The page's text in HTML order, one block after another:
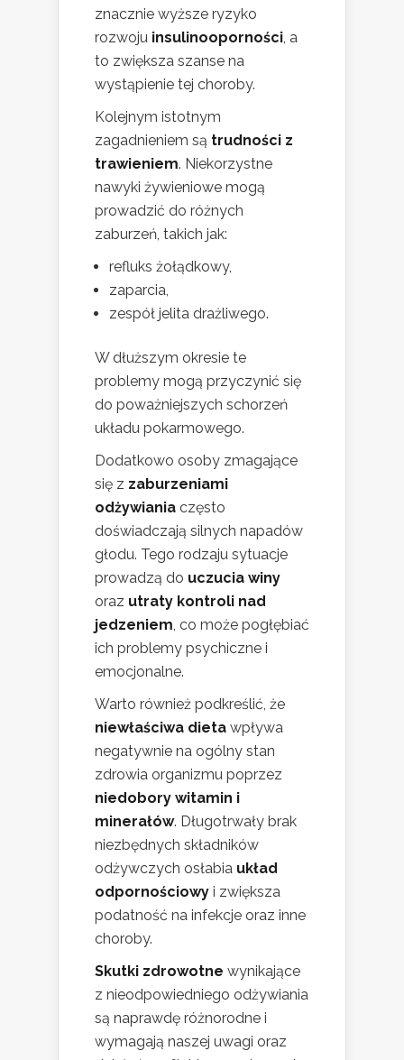
znacznie wyższe ryzyko
rozwoju insulinooporności , a
to zwiększa szanse na
wystąpienie tej choroby.
Kolejnym istotnym
zagadnieniem są trudności z
trawieniem. Niekorzystne
nawyki żywieniowe mogą
prowadzić do różnych
zaburzeń, takich jak:
refluks żołądkowy,
zaparcia,
zespół jelita drażliwego.
W dłuższym okresie te
problemy mogą przyczynić się
do poważniejszych schorzeń
układu pokarmowego.
Dodatkowo osoby zmagające
się z zaburzeniami
odżywiania często
doświadczają silnych napadów
głodu. Tego rodzaju sytuacje
prowadzą do uczucia winy
oraz utraty kontroli nad
jedzeniem , co może pogłębiać
ich problemy psychiczne i
emocjonalne.
Warto również podkreślić, że
niewłaściwa dieta wpływa
negatywnie na ogólny stan
zdrowia organizmu poprzez
niedobory witamin i
minerałów. Długotrwały brak
niezbędnych składników
odżywczych osłabia układ
odpornościowy i zwiększa
podatność na infekcje oraz inne
choroby.
Skutki zdrowotne wynikające
z nieodpowiedniego odżywiania
są naprawdę różnorodne i
wymagają naszej uwagi oraz